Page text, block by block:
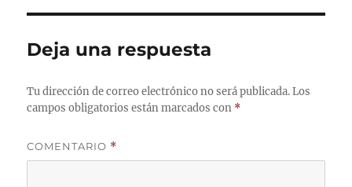
Deja una respuesta
Tu dirección de correo electrónico no será publicada. Los
campos obligatorios están marcados con *
COMENTARIO *